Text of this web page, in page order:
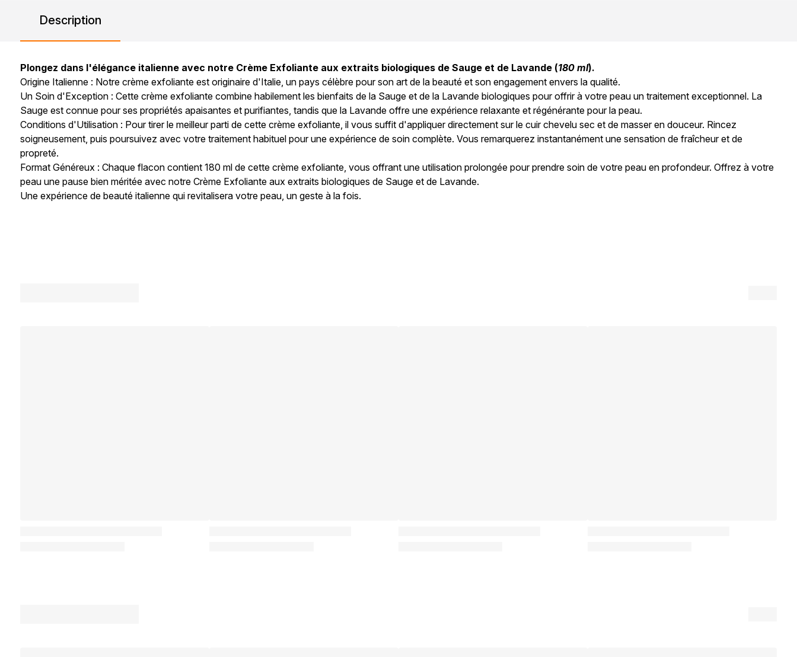
Description
Plongez dans l'élégance italienne avec notre Crème Exfoliante aux extraits biologiques de Sauge et de Lavande (180 ml).
Origine Italienne : Notre crème exfoliante est originaire d'Italie, un pays célèbre pour son art de la beauté et son engagement envers la qualité.
Un Soin d'Exception : Cette crème exfoliante combine habilement les bienfaits de la Sauge et de la Lavande biologiques pour offrir à votre peau un traitement exceptionnel. La
Sauge est connue pour ses propriétés apaisantes et purifiantes, tandis que la Lavande offre une expérience relaxante et régénérante pour la peau.
Conditions d'Utilisation : Pour tirer le meilleur parti de cette crème exfoliante, il vous suffit d'appliquer directement sur le cuir chevelu sec et de masser en douceur. Rincez
soigneusement, puis poursuivez avec votre traitement habituel pour une expérience de soin complète. Vous remarquerez instantanément une sensation de fraîcheur et de
propreté.
Format Généreux : Chaque flacon contient 180 ml de cette crème exfoliante, vous offrant une utilisation prolongée pour prendre soin de votre peau en profondeur. Offrez à votre
peau une pause bien méritée avec notre Crème Exfoliante aux extraits biologiques de Sauge et de Lavande.
Une expérience de beauté italienne qui revitalisera votre peau, un geste à la fois.